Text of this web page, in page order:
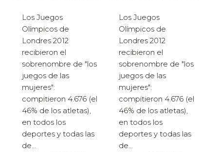
Los Juegos
Olímpicos de
Londres 2012
recibieron el
sobrenombre de "los
juegos de las
mujeres":
compitieron 4.676 (el
46% de los atletas),
en todos los
deportes y todas las
de...
Los Juegos
Olímpicos de
Londres 2012
recibieron el
sobrenombre de "los
juegos de las
mujeres":
compitieron 4.676 (el
46% de los atletas),
en todos los
deportes y todas las
de...